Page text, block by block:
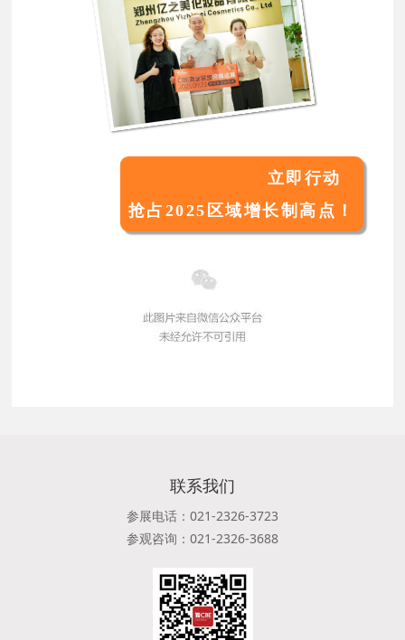
立即行动
抢占2025区域增长制高点！
联系我们
参展电话：021-2326-3723
参观咨询：021-2326-3688